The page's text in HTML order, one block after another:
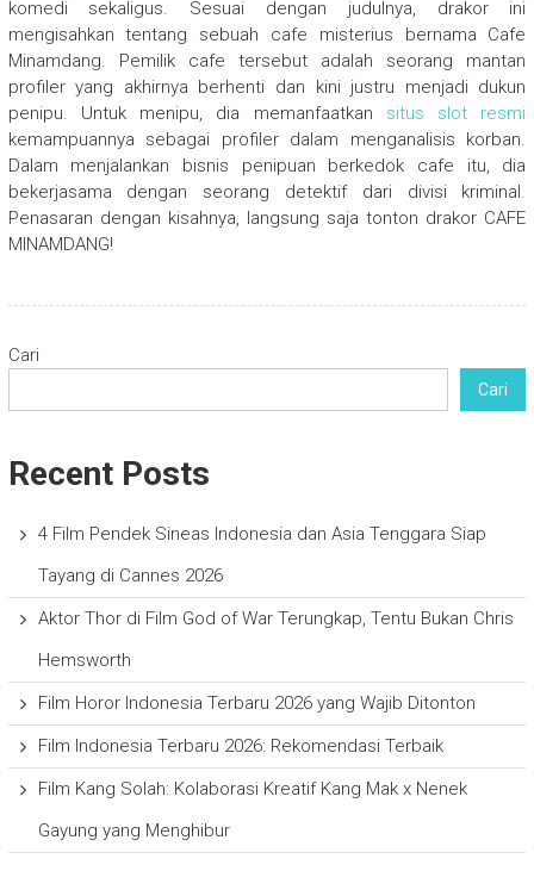
komedi sekaligus. Sesuai dengan judulnya, drakor ini
mengisahkan tentang sebuah cafe misterius bernama Cafe
Minamdang. Pemilik cafe tersebut adalah seorang mantan
profiler yang akhirnya berhenti dan kini justru menjadi dukun
penipu. Untuk menipu, dia memanfaatkan situs slot resmi
kemampuannya sebagai profiler dalam menganalisis korban.
Dalam menjalankan bisnis penipuan berkedok cafe itu, dia
bekerjasama dengan seorang detektif dari divisi kriminal.
Penasaran dengan kisahnya, langsung saja tonton drakor CAFE
MINAMDANG!
Cari
Cari
Recent Posts
4 Film Pendek Sineas Indonesia dan Asia Tenggara Siap
Tayang di Cannes 2026
Aktor Thor di Film God of War Terungkap, Tentu Bukan Chris
Hemsworth
Film Horor Indonesia Terbaru 2026 yang Wajib Ditonton
Film Indonesia Terbaru 2026: Rekomendasi Terbaik
Film Kang Solah: Kolaborasi Kreatif Kang Mak x Nenek
Gayung yang Menghibur